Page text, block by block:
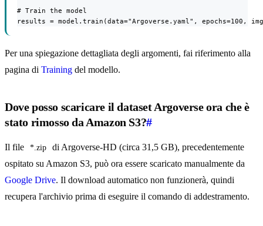
# Train the model
results = model.train(data="Argoverse.yaml", epochs=100,
Per una spiegazione dettagliata degli argomenti, fai riferimento alla
pagina di Training del modello.
Dove posso scaricare il dataset Argoverse ora che è
stato rimosso da Amazon S3?#
Il file *.zip
di Argoverse-HD (circa 31,5 GB), precedentemente
ospitato su Amazon S3, può ora essere scaricato manualmente da
Google Drive. Il download automatico non funzionerà, quindi
recupera l'archivio prima di eseguire il comando di addestramento.